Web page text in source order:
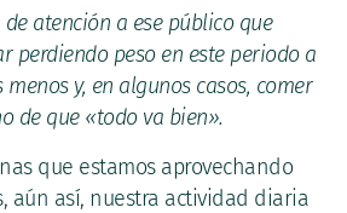
atención a ese público que
perdiendo peso en este periodo a
y, en algunos casos, comer
de que «todo va bien».
que estamos aprovechando
aún así, nuestra actividad diaria